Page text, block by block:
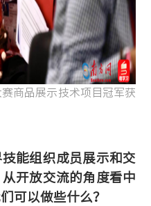
商品展示技术项目冠军获
能组织成员展示和交
开放交流的角度看中
可以做些什么？